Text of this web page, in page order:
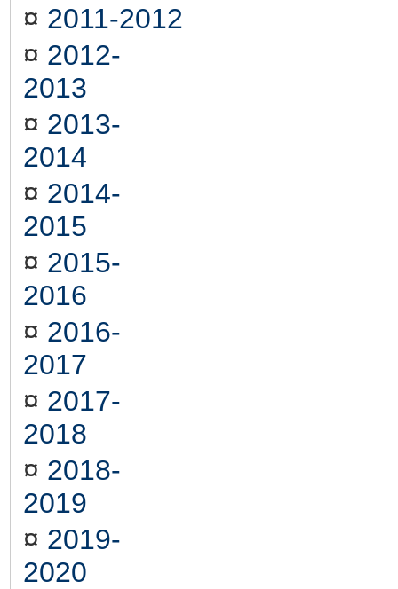
¤ 2011-2012
¤ 2012-
2013
¤ 2013-
2014
¤ 2014-
2015
¤ 2015-
2016
¤ 2016-
2017
¤ 2017-
2018
¤ 2018-
2019
¤ 2019-
2020